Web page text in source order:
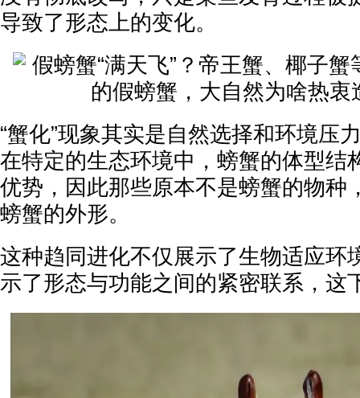
导致了形态上的变化。
“蟹化”现象其实是自然选择和环境压
在特定的生态环境中，螃蟹的体型结
优势，因此那些原本不是螃蟹的物种
螃蟹的外形。
这种趋同进化不仅展示了生物适应环
示了形态与功能之间的紧密联系，这